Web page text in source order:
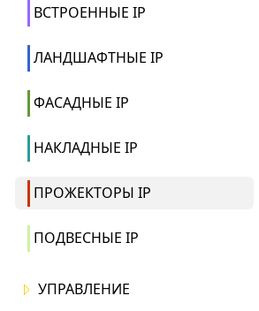
ВСТРОЕННЫЕ IP
ЛАНДШАФТНЫЕ IP
ФАСАДНЫЕ IP
НАКЛАДНЫЕ IP
ПРОЖЕКТОРЫ IP
ПОДВЕСНЫЕ IP
УПРАВЛЕНИЕ